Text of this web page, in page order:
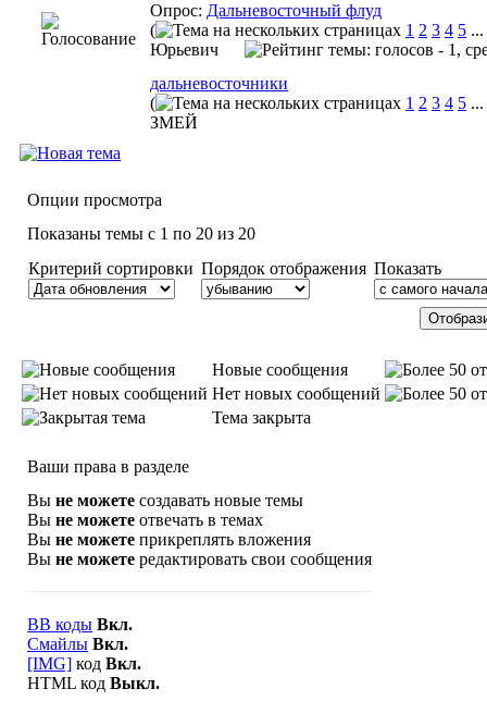
Опрос: Дальневосточный флуд
(
1 2 3 4 5 ...
Юрьeвич
дальневосточники
(
1 2 3 4 5 ...
ЗМЕЙ
Опции просмотра
Показаны темы с 1 по 20 из 20
Критерий сортировки Порядок отображения Показать
Новые сообщения
Нет новых сообщений
Тема закрыта
Ваши права в разделе
Вы не можете создавать новые темы
Вы не можете отвечать в темах
Вы не можете прикреплять вложения
Вы не можете редактировать свои сообщения
BB коды Вкл.
Смайлы Вкл.
[IMG] код Вкл.
HTML код Выкл.